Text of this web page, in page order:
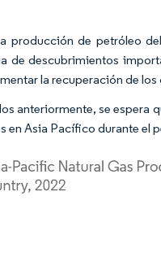
producción de petróleo
descubrimientos
la recuperación de
anteriormente, se espera
en Asia Pacífico durante el